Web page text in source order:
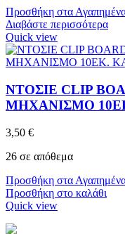
Προσθήκη στα
Διαβάστε περισσότερα
Quick view
ΝΤΟΣΙΕ CLIP
ΜΗΧΑΝΙΣΜΟ
3,50 €
26 σε απόθεμα
Προσθήκη στα
Προσθήκη στο καλάθι
Quick view